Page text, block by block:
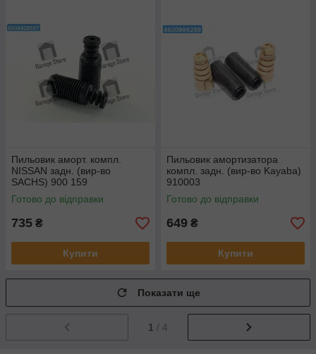
Пильовик аморт. компл.
NISSAN задн. (вир-во
SACHS) 900 159
Готово до відправки
735 ₴
Купити
Пильовик амортизатора
компл. задн. (вир-во Kayaba)
910003
Готово до відправки
649 ₴
Купити
Показати ще
1 / 4